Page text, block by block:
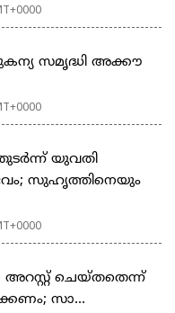
സ​മൃ​ദ്ധി അ​ക്കൗ​
യുവതി
സുഹൃത്തിനെയും
അറസ്റ്റ് ചെയ്തതെന്ന്
സാ...